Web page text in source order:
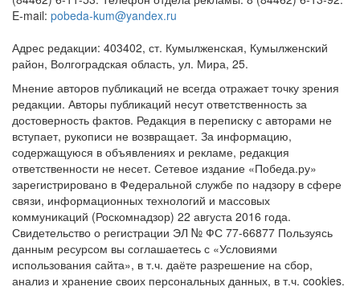
E-mail: pobeda-kum@yandex.ru
Адрес редакции: 403402, ст. Кумылженская, Кумылженский
район, Волгоградская область, ул. Мира, 25.
Мнение авторов публикаций не всегда отражает точку зрения
редакции. Авторы публикаций несут ответственность за
достоверность фактов. Редакция в переписку с авторами не
вступает, рукописи не возвращает. За информацию,
содержащуюся в объявлениях и рекламе, редакция
ответственности не несет. Сетевое издание «Победа.ру»
зарегистрировано в Федеральной службе по надзору в сфере
связи, информационных технологий и массовых
коммуникаций (Роскомнадзор) 22 августа 2016 года.
Свидетельство о регистрации ЭЛ № ФС 77-66877 Пользуясь
данным ресурсом вы соглашаетесь с «Условиями
использования сайта», в т.ч. даёте разрешение на сбор,
анализ и хранение своих персональных данных, в т.ч. cookies.